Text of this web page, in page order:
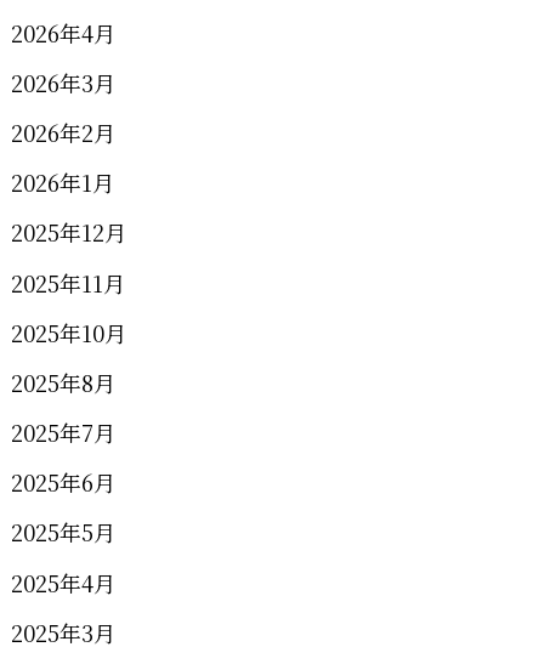
2026年4月
2026年3月
2026年2月
2026年1月
2025年12月
2025年11月
2025年10月
2025年8月
2025年7月
2025年6月
2025年5月
2025年4月
2025年3月